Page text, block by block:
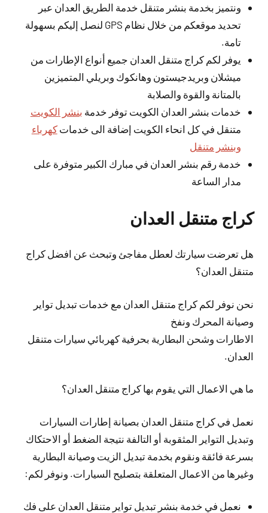
ونتميز بخدمة بنشر متنقل خدمة الطريق العدان عبر
تحديد موقعكم من خلال نظام GPS لنصل إليكم بسهولة
تامة.
يوفر لكم كراج متنقل العدان جميع أنواع الإطارات من
ميشلان وبريدجيستون وهانكوك وبريلي المتميزين
بالمتانة والقوة والصلابة
خدمات بنشر العدان الكويت توفر خدمة بنشر الكويت
متنقل في كل انحاء الكويت إضافة الى خدماتكهرباء
وبنشر متنقل
خدمة رقم بنشر العدان في مبارك الكبير متوفرة على
مدار الساعة
كراج متنقل العدان
هل تعرضت سيارتك لعطل مفاجئ وتبحث عن افضل كراج
متنقل العدان؟
نحن نوفر لكم كراج متنقل العدان مع خدمات تبديل تواير
وصيانة المحرك ونفخ
الاطارات وشحن البطارية بحرفية كهربائي سيارات متنقل
العدان.
ما هي الاعمال التي يقوم بها كراج متنقل العدان؟
نعمل في كراج متنقل العدان بصيانة إطارات السيارات
وتبديل التواير المثقوبة أو التالفة نتيجة الضغط أو الاحتكاك
بسرعة فائقة ونقوم بخدمة تبديل الزيت وصيانة البطارية
وغيرها من الاعمال المتعلقة بتصليح السيارات. ونوفر لكم:
نعمل في خدمة بنشر تبديل تواير متنقل العدان على فك